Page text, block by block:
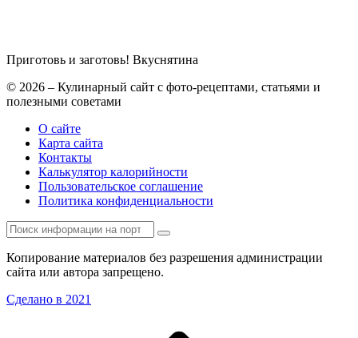
Приготовь и заготовь! Вкуснятина
© 2026 – Кулинарный сайт с фото-рецептами, статьями и
полезными советами
О сайте
Карта сайта
Контакты
Калькулятор калорийности
Пользовательское соглашение
Политика конфиденциальности
Копирование материалов без разрешения администрации
сайта или автора запрещено.
Сделано в 2021